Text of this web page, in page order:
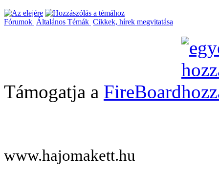
Fórumok Általános Témák Cikkek, hírek megvitatása
Támogatja a FireBoard
www.hajomakett.hu